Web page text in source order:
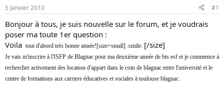
e
l
d
i
s
c
u
é
b
u
t
5 Janvier 2010 #1
Bonjour à tous, je suis nouvelle sur le forum, et je voudrais
poser ma toute 1er question :
Voila tout d'abord très bonne année![size=small] :smile: [/size]
Je vais m'inscrire à l'ISFP de Blagnac pour ma deuxième année de bts esf et je commence à
rechercher activement des location d'appart dans le coin de blagnac entre l'université et le
centre de formations aux carriere éducatives et sociales à toulouse blagnac.